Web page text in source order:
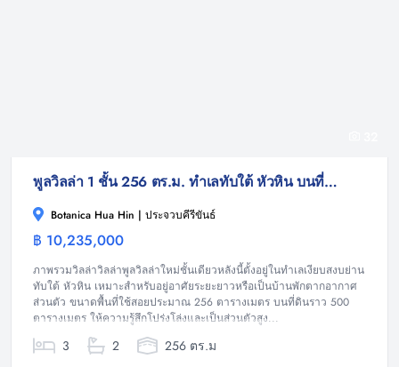
พูลวิลล่า 1 ชั้น 256 ตร.ม. ทำเลทับใต้ หัวหิน บนที่ดิน 500 ตร.ม.
Botanica Hua Hin | ประจวบคีรีขันธ์
฿ 10,235,000
ภาพรวมวิลล่าวิลล่าพูลวิลล่าใหม่ชั้นเดียวหลังนี้ตั้งอยู่ในทำเลเงียบสงบย่าน
ทับใต้ หัวหิน เหมาะสำหรับอยู่อาศัยระยะยาวหรือเป็นบ้านพักตากอากาศ
ส่วนตัว ขนาดพื้นที่ใช้สอยประมาณ 256 ตารางเมตร บนที่ดินราว 500
ตารางเมตร ให้ความรู้สึกโปร่งโล่งและเป็นส่วนตัวสูง...
3 2
256 ตร.ม